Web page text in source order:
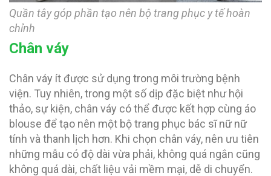
Quần tây góp phần tạo nên bộ trang phục y tế hoàn
chỉnh
Chân váy
Chân váy ít được sử dụng trong môi trường bệnh
viện. Tuy nhiên, trong một số dịp đặc biệt như hội
thảo, sự kiện, chân váy có thể được kết hợp cùng áo
blouse để tạo nên một bộ trang phục bác sĩ nữ nữ
tính và thanh lịch hơn. Khi chọn chân váy, nên ưu tiên
những mẫu có độ dài vừa phải, không quá ngắn cũng
không quá dài, chất liệu vải mềm mại, dễ di chuyển.